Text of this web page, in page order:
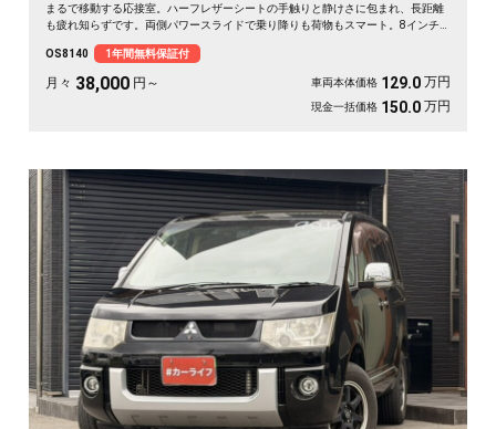
まるで移動する応接室。ハーフレザーシートの手触りと静けさに包まれ、長距離
も疲れ知らずです。両側パワースライドで乗り降りも荷物もスマート。8インチ
パールの艶やかなボディが週末を格上げしてくれます。心地よさで選ぶなら《1
年保証付》💺✨🚗🎵💎
OS8140 1年間無料保証付
月々 38,000 円～ 車両本体価格 129.0 万円
現金一括価格 150.0 万円